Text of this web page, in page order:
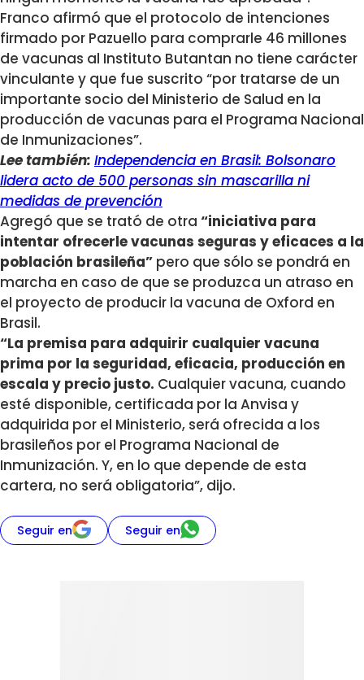
Franco afirmó que el protocolo de intenciones
firmado por Pazuello para comprarle 46 millones
de vacunas al Instituto Butantan no tiene carácter
vinculante y que fue suscrito “por tratarse de un
importante socio del Ministerio de Salud en la
producción de vacunas para el Programa Nacional
de Inmunizaciones”.
Lee también: Independencia en Brasil: Bolsonaro
lidera acto de 500 personas sin mascarilla ni
medidas de prevención
Agregó que se trató de otra “iniciativa para
intentar ofrecerle vacunas seguras y eficaces a la
población brasileña” pero que sólo se pondrá en
marcha en caso de que se produzca un atraso en
el proyecto de producir la vacuna de Oxford en
Brasil.
“La premisa para adquirir cualquier vacuna
prima por la seguridad, eficacia, producción en
escala y precio justo. Cualquier vacuna, cuando
esté disponible, certificada por la Anvisa y
adquirida por el Ministerio, será ofrecida a los
brasileños por el Programa Nacional de
Inmunización. Y, en lo que depende de esta
cartera, no será obligatoria”, dijo.
Seguir en Seguir en